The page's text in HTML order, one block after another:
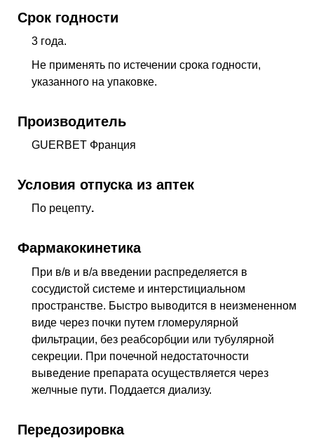
Срок годности
3 года.
Не применять по истечении срока годности,
указанного на упаковке.
Производитель
GUERBET Франция
Условия отпуска из аптек
По рецепту.
Фармакокинетика
При в/в и в/а введении распределяется в
сосудистой системе и интерстициальном
пространстве. Быстро выводится в неизмененном
виде через почки путем гломерулярной
фильтрации, без реабсорбции или тубулярной
секреции. При почечной недостаточности
выведение препарата осуществляется через
желчные пути. Поддается диализу.
Передозировка